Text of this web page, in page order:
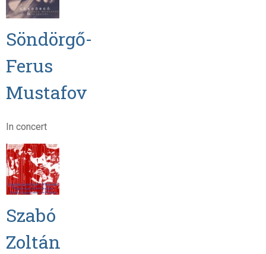
Söndörgő-
Ferus
Mustafov
In concert
Szabó
Zoltán